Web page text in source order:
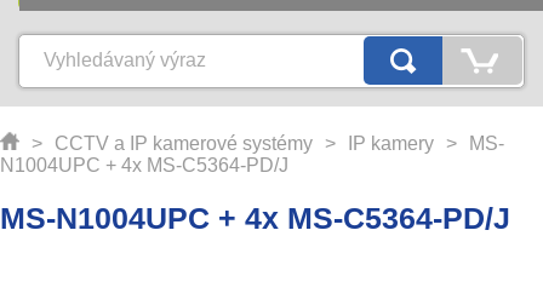
> CCTV a IP kamerové systémy > IP kamery >
MS-
N1004UPC + 4x MS-C5364-PD/J
MS-N1004UPC + 4x MS-C5364-PD/J